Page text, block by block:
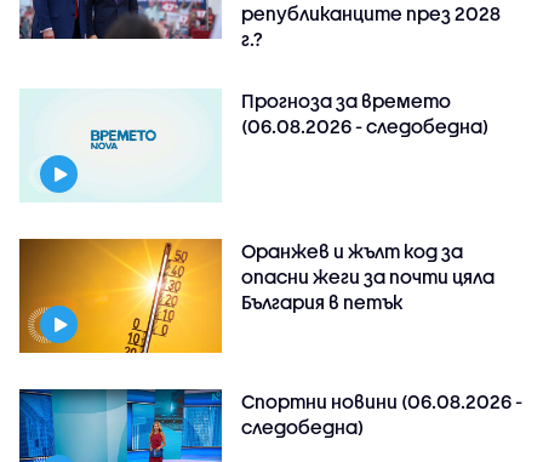
републиканците през 2028
г.?
Прогноза за времето
(06.08.2026 - следобедна)
Оранжев и жълт код за
опасни жеги за почти цяла
България в петък
Спортни новини (06.08.2026 -
следобедна)